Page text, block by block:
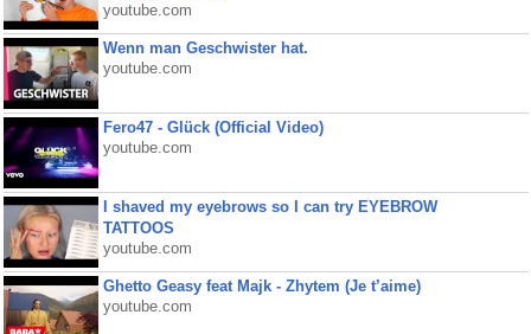
youtube.com
Wenn man Geschwister hat.
youtube.com
Fero47 - Glück (Official Video)
youtube.com
I shaved my eyebrows so I can try EYEBROW
TATTOOS
youtube.com
Ghetto Geasy feat Majk - Zhytem (Je t’aime)
youtube.com